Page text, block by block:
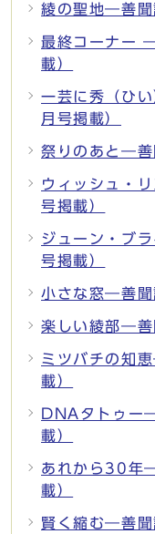
綾の聖地―善
最終コーナー
載）
一芸に秀（ひ
月号掲載）
祭りのあと―善
ウィッシュ・
号掲載）
ジューン・ブ
号掲載）
小さな窓―善聞
楽しい綾部―善
ミツバチの知
載）
DNAタトゥー
載）
あれから30年
載）
賢く縮む―善